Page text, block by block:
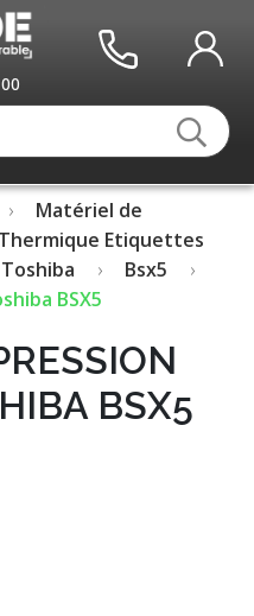
Matériel de
Etiquettes
Bsx5
BSX5
BSX5